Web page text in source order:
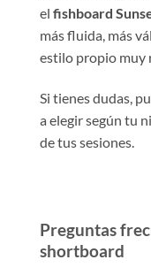
el fishboard
más fluida, más
estilo propio muy
Si tienes dudas,
a elegir según tu
de tus sesiones.
Preguntas
shortboard